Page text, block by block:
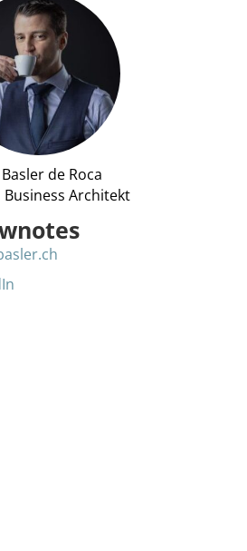
de Roca
Business Architekt